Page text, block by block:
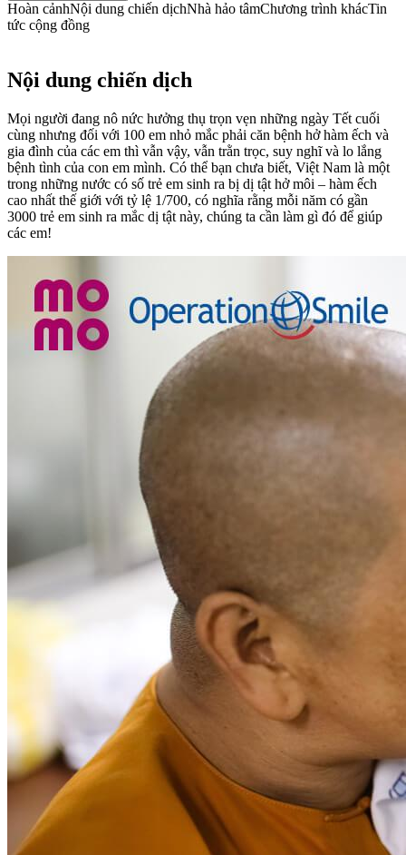
Hoàn cảnhNội dung chiến dịchNhà hảo tâmChương trình khácTin
tức cộng đồng
Nội dung chiến dịch
Mọi người đang nô nức hưởng thụ trọn vẹn những ngày Tết cuối
cùng nhưng đối với 100 em nhỏ mắc phải căn bệnh hở hàm ếch và
gia đình của các em thì vẫn vậy, vẫn trằn trọc, suy nghĩ và lo lắng
bệnh tình của con em mình. Có thể bạn chưa biết, Việt Nam là một
trong những nước có số trẻ em sinh ra bị dị tật hở môi – hàm ếch
cao nhất thế giới với tỷ lệ 1/700, có nghĩa rằng mỗi năm có gần
3000 trẻ em sinh ra mắc dị tật này, chúng ta cần làm gì đó để giúp
các em!